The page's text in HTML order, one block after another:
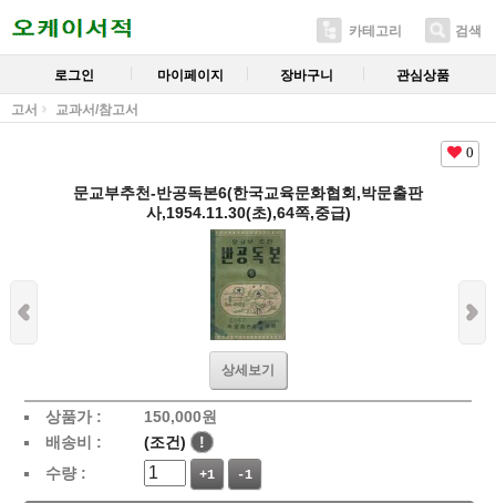
카테고리 검색
로그인 마이페이지 장바구니 관심상품
고서 교과서/참고서
0
문교부추천-반공독본6(한국교육문화협회,박문출판
사,1954.11.30(초),64쪽,중급)
상세보기
상품가 : 150,000원
배송비 :
(조건)
!
수량 :
+1 -1